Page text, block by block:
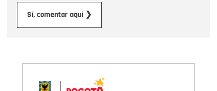
Sí, comentar aquí ❯